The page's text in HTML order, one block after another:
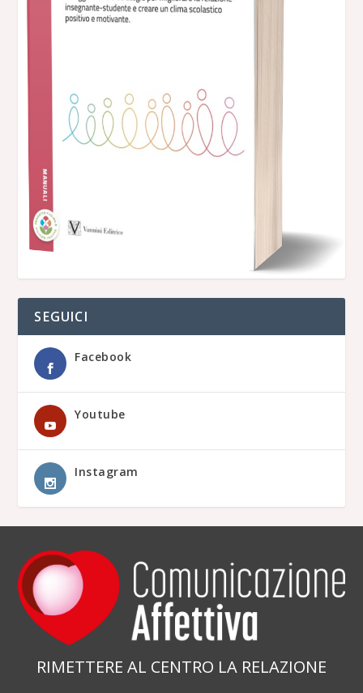
SEGUICI
Facebook
Youtube
Instagram
RIMETTERE AL CENTRO LA RELAZIONE